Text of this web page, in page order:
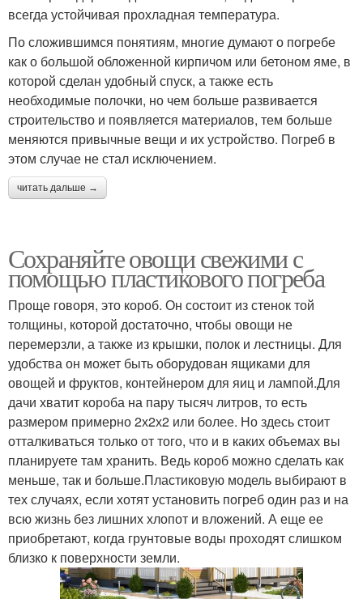
всегда устойчивая прохладная температура.
По сложившимся понятиям, многие думают о погребе
как о большой обложенной кирпичом или бетоном яме, в
которой сделан удобный спуск, а также есть
необходимые полочки, но чем больше развивается
строительство и появляется материалов, тем больше
меняются привычные вещи и их устройство. Погреб в
этом случае не стал исключением.
читать дальше →
Сохраняйте овощи свежими с
помощью пластикового погреба
Проще говоря, это короб. Он состоит из стенок той
толщины, которой достаточно, чтобы овощи не
перемерзли, а также из крышки, полок и лестницы. Для
удобства он может быть оборудован ящиками для
овощей и фруктов, контейнером для яиц и лампой.Для
дачи хватит короба на пару тысяч литров, то есть
размером примерно 2х2х2 или более. Но здесь стоит
отталкиваться только от того, что и в каких объемах вы
планируете там хранить. Ведь короб можно сделать как
меньше, так и больше.Пластиковую модель выбирают в
тех случаях, если хотят установить погреб один раз и на
всю жизнь без лишних хлопот и вложений. А еще ее
приобретают, когда грунтовые воды проходят слишком
близко к поверхности земли.